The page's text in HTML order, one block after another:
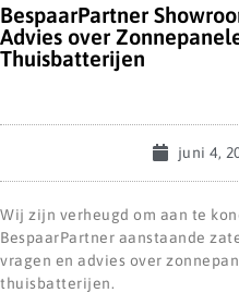
BespaarPartner
Advies over
Thuisbatterijen
juni 4,
Wij zijn verheugd om aan te
BespaarPartner aanstaande
vragen en advies over
thuisbatterijen.